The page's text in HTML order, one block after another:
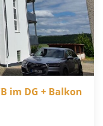
im DG + Balkon